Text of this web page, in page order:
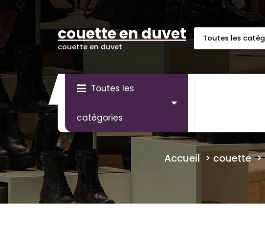
Aller
couette en duvet
couette en duvet
Toutes les
catégories
Accueil > couette>